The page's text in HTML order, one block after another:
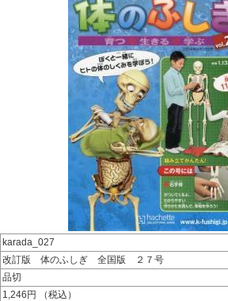
karada_027
改訂版 体のふしぎ 全国版 ２７号
品切
1,246円 （税込）